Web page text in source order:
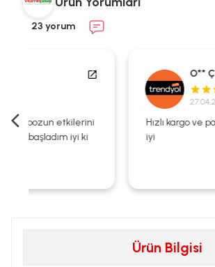
23 yorum
Hızlı kargo ve paketleme çok iyi
iyi
Ürün Bilgisi